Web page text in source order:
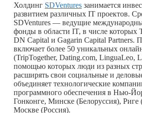
Холдинг SDVentures занимается
развитием различных IT проектов.
SDVentures — ведущие
фонды в области IT, в числе которых
DN Capital и Gagarin Capital Partners.
включает более 50 уникальных
(TripTogether, Dating.com, LinguaLeo,
помощью которых люди из разных
расширять свои социальные и
объединяет технологические
программного обеспечения в Нью-
Гонконге, Минске (Белоруссия), Риге
Москве (Россия).